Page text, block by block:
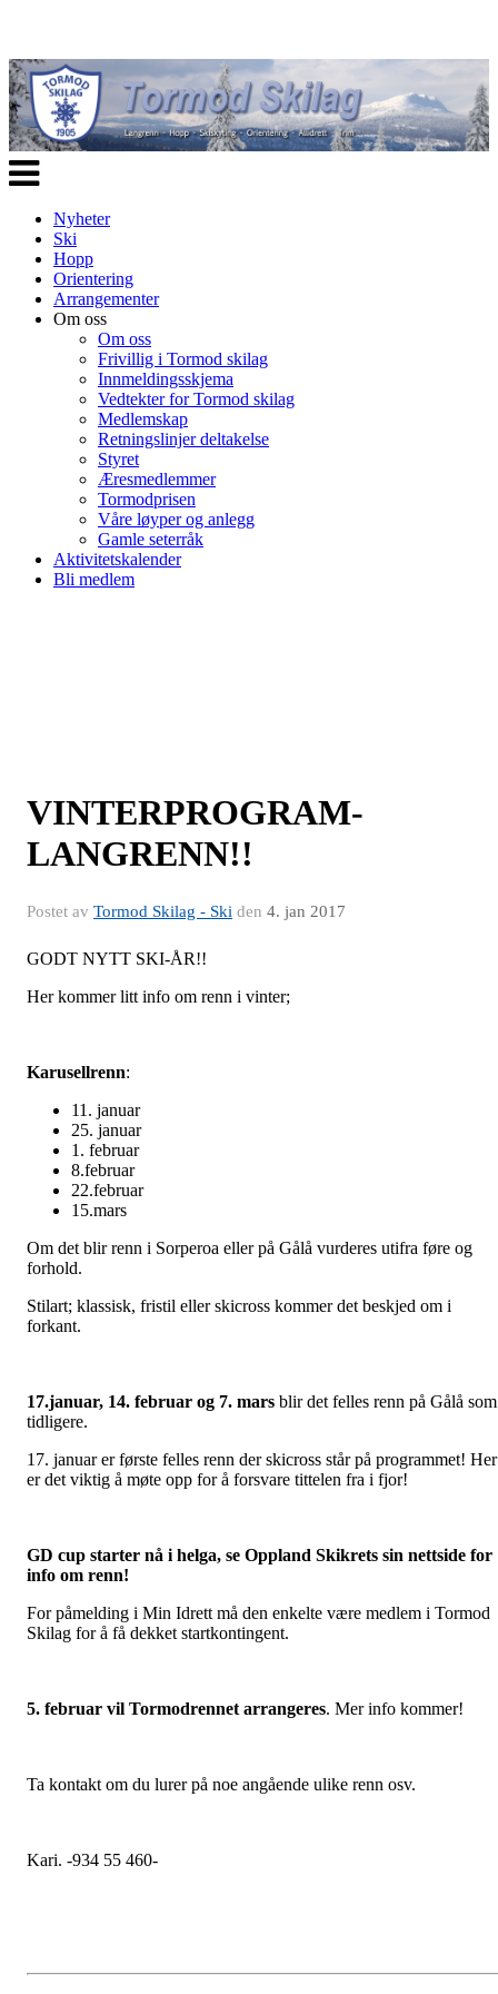
Veksle
navigasjon
Nyheter
Ski
Hopp
Orientering
Arrangementer
Om oss
Om oss
Frivillig i Tormod skilag
Innmeldingsskjema
Vedtekter for Tormod skilag
Medlemskap
Retningslinjer deltakelse
Styret
Æresmedlemmer
Tormodprisen
Våre løyper og anlegg
Gamle seterråk
Aktivitetskalender
Bli medlem
VINTERPROGRAM-
LANGRENN!!
Postet av Tormod Skilag - Ski den 4. jan 2017
GODT NYTT SKI-ÅR!!
Her kommer litt info om renn i vinter;
Karusellrenn:
11. januar
25. januar
1. februar
8.februar
22.februar
15.mars
Om det blir renn i Sorperoa eller på Gålå vurderes utifra føre og
forhold.
Stilart; klassisk, fristil eller skicross kommer det beskjed om i
forkant.
17.januar, 14. februar og 7. mars blir det felles renn på Gålå som
tidligere.
17. januar er første felles renn der skicross står på programmet! Her
er det viktig å møte opp for å forsvare tittelen fra i fjor!
GD cup starter nå i helga, se Oppland Skikrets sin nettside for
info om renn!
For påmelding i Min Idrett må den enkelte være medlem i Tormod
Skilag for å få dekket startkontingent.
5. februar vil Tormodrennet arrangeres. Mer info kommer!
Ta kontakt om du lurer på noe angående ulike renn osv.
Kari. -934 55 460-